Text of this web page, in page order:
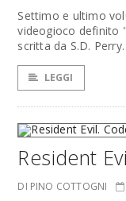
Settimo e ultimo
videogioco definito
scritta da S.D. Perry.
LEGGI
Resident
DI PINO COTTOGNI